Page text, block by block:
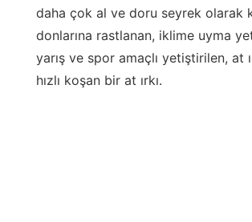
daha çok al ve doru seyrek olarak
donlarına rastlanan, iklime uyma
yarış ve spor amaçlı yetiştirilen, at
hızlı koşan bir at ırkı.